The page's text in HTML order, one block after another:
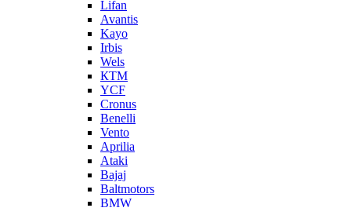
Lifan
Avantis
Kayo
Irbis
Wels
КТМ
YCF
Cronus
Benelli
Vento
Aprilia
Ataki
Bajaj
Baltmotors
BMW